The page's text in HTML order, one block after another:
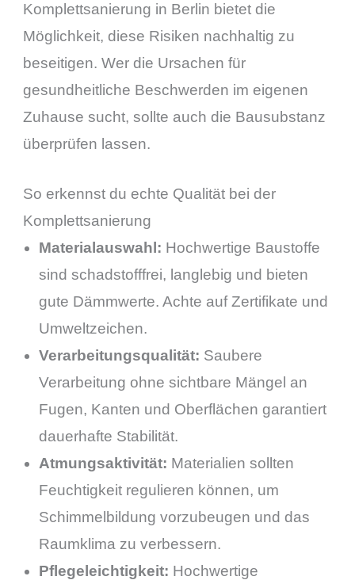
Komplettsanierung in Berlin bietet die
Möglichkeit, diese Risiken nachhaltig zu
beseitigen. Wer die Ursachen für
gesundheitliche Beschwerden im eigenen
Zuhause sucht, sollte auch die Bausubstanz
überprüfen lassen.
So erkennst du echte Qualität bei der
Komplettsanierung
Materialauswahl: Hochwertige Baustoffe
sind schadstofffrei, langlebig und bieten
gute Dämmwerte. Achte auf Zertifikate und
Umweltzeichen.
Verarbeitungsqualität: Saubere
Verarbeitung ohne sichtbare Mängel an
Fugen, Kanten und Oberflächen garantiert
dauerhafte Stabilität.
Atmungsaktivität: Materialien sollten
Feuchtigkeit regulieren können, um
Schimmelbildung vorzubeugen und das
Raumklima zu verbessern.
Pflegeleichtigkeit: Hochwertige